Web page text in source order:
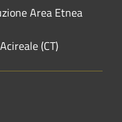
Area Etnea
(CT)